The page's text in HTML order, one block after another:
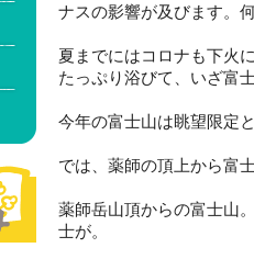
ナスの影響が及びます。
夏までにはコロナも下火
たっぷり浴びて、いざ富
今年の富士山は眺望限定
では、薬師の頂上から富
薬師岳山頂からの富士山
士が。